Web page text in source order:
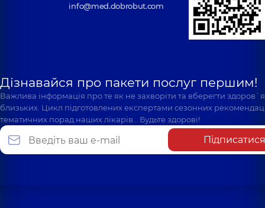
info@med.dobrobut.com
Дізнавайся про пакети послуг першим!
Важлива інформація про те як не захворіти та вберегти
близьких. Цикл підготовлених експертами сезонних
тематичних порад наших лікарів… Будьте здорові!
Підписатися